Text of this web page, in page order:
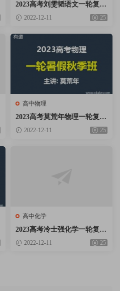
2023高考刘雯韬语文一轮复习
暑假秋季班网课视频资料百度
2022-12-11 25
高中物理
2023高考莫荒年物理一轮复习
暑假秋季班网课视频资料百度
2022-12-11 25
高中化学
2023高考冷士强化学一轮复习
暑假秋季班网课视频资料百度
2022-12-11 25